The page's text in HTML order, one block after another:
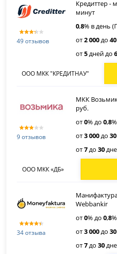
49 отзывов
Кредиттер -
минут
0,8% в день
от2 000до
от5дней до6
ООО МКК "КРЕДИТНАУ"
9 отзывов
МКК
руб.
от0% до0,8
от3 000до
от7до30
ООО МКК «ДБ»
34 отзыва
Webbankir
от0% до0,8
от3 000до
от7до30